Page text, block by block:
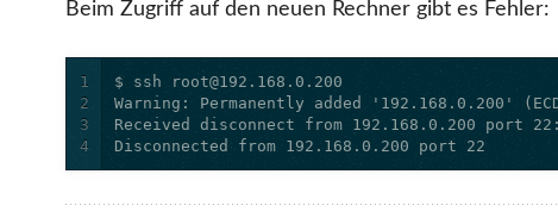
Beim Zugriff auf den neuen Rechner gibt es Fehler:
1
2
3
4
Disconnected from 192.168.0.200 port 22